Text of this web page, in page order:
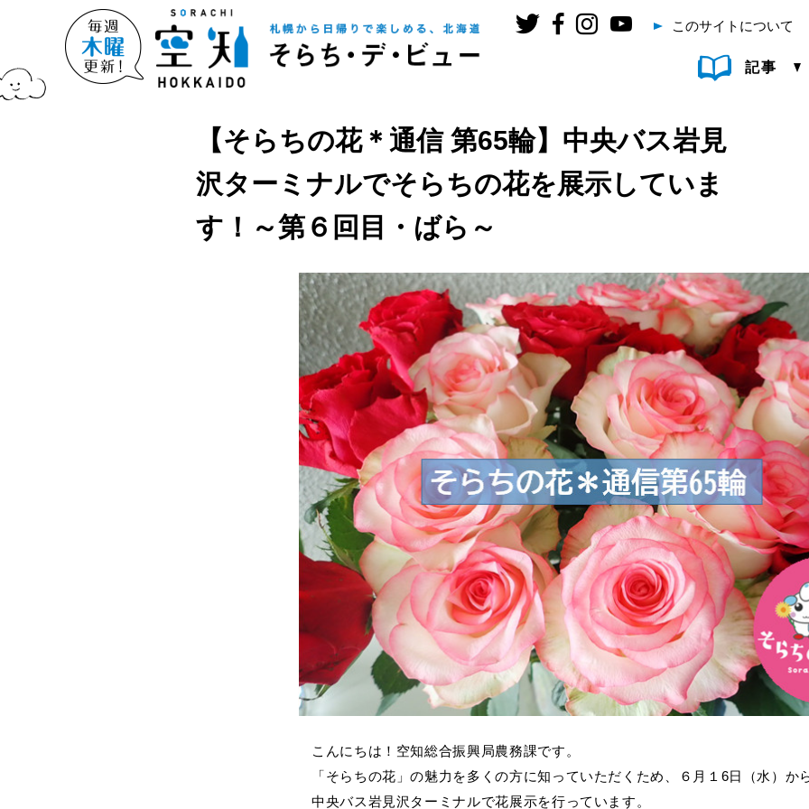
このサイトについて
記事
【そらちの花＊通信 第65輪】中央バス岩見
沢ターミナルでそらちの花を展示していま
す！～第６回目・ばら～
こんにちは！空知総合振興局農務課です。
「そらちの花」の魅力を多くの方に知っていただくため、６月１6日（水）か
中央バス岩見沢ターミナルで花展示を行っています。